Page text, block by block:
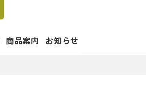
商品案内 お知らせ